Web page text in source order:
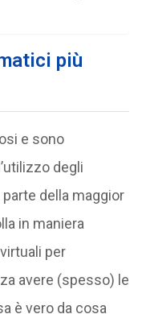
più
e sono
degli
della maggior
in maniera
per
avere (spesso) le
è vero da cosa